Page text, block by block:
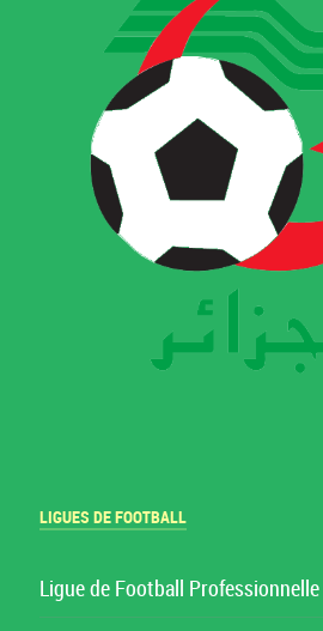
LIGUES DE FOOTBALL
Ligue de Football Professionnelle